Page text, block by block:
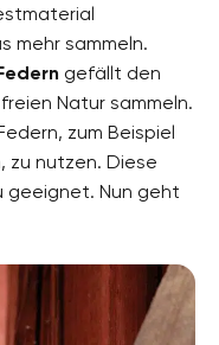
mehr sammeln.
gefällt den
Natur sammeln.
zum Beispiel
zu nutzen. Diese
geeignet. Nun geht